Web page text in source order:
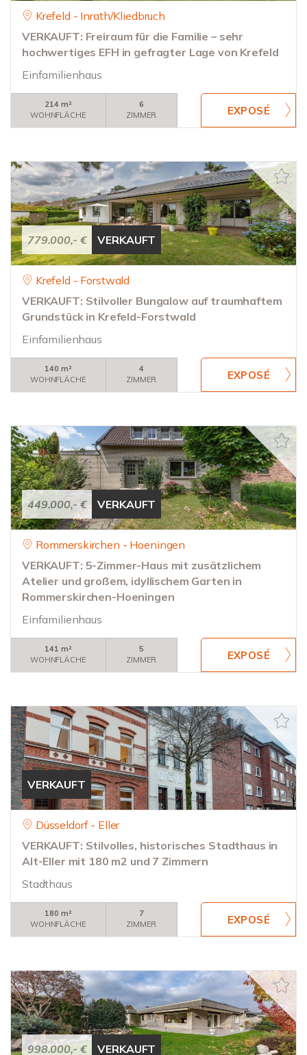
Krefeld - Inrath/Kliedbruch
VERKAUFT: Freiraum für die Familie – sehr
hochwertiges EFH in gefragter Lage von Krefeld
Einfamilienhaus
214 m²
WOHNFLÄCHE
6
ZIMMER
779.000,- € VERKAUFT
Krefeld - Forstwald
VERKAUFT: Stilvoller Bungalow auf traumhaftem
Grundstück in Krefeld-Forstwald
Einfamilienhaus
140 m²
WOHNFLÄCHE
4
ZIMMER
449.000,- € VERKAUFT
Rommerskirchen - Hoeningen
VERKAUFT: 5-Zimmer-Haus mit zusätzlichem
Atelier und großem, idyllischem Garten in
Rommerskirchen-Hoeningen
Einfamilienhaus
141 m²
WOHNFLÄCHE
5
ZIMMER
VERKAUFT
Düsseldorf - Eller
VERKAUFT: Stilvolles, historisches Stadthaus in
Alt-Eller mit 180 m2 und 7 Zimmern
Stadthaus
180 m²
WOHNFLÄCHE
7
ZIMMER
998.000,- € VERKAUFT